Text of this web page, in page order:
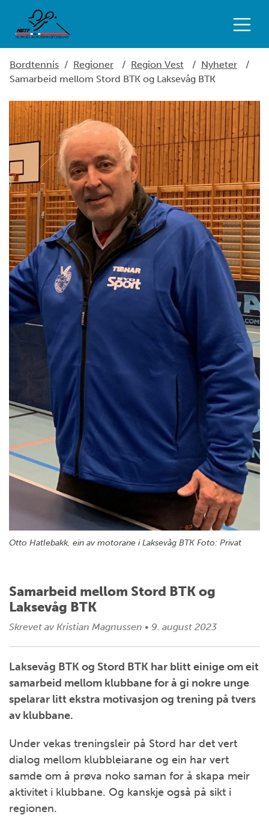
Bordtennis / Regioner / Region Vest / Nyheter
/
Samarbeid mellom Stord BTK og Laksevåg BTK
Otto Hatlebakk, ein av motorane i Laksevåg BTK Foto: Privat
Samarbeid mellom Stord BTK og
Laksevåg BTK
Skrevet av Kristian Magnussen • 9. august 2023
Laksevåg BTK og Stord BTK har blitt einige om eit
samarbeid mellom klubbane for å gi nokre unge
spelarar litt ekstra motivasjon og trening på tvers
av klubbane.
Under vekas treningsleir på Stord har det vert
dialog mellom klubbleiarane og ein har vert
samde om å prøva noko saman for å skapa meir
aktivitet i klubbane. Og kanskje også på sikt i
regionen.